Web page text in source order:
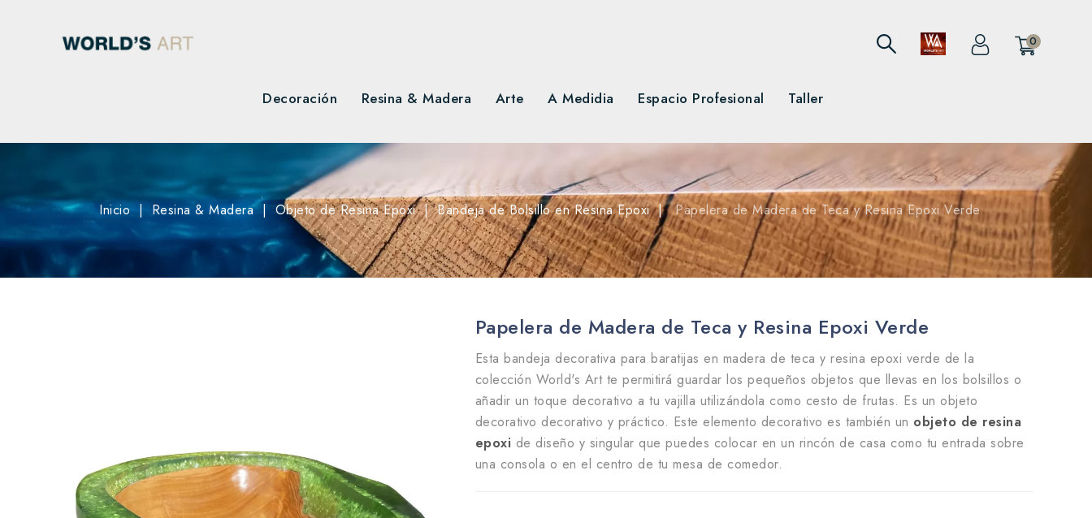
0
Decoración Resina & Madera Arte A Medidia Espacio Profesional Taller
Inicio Resina & Madera Objeto de Resina Epoxi Bandeja de Bolsillo en Resina Epoxi Papelera de Madera de Teca y Resina Epoxi Verde
Papelera de Madera de Teca y Resina Epoxi Verde
Esta bandeja decorativa para baratijas en madera de teca y resina epoxi verde de la
colección World's Art te permitirá guardar los pequeños objetos que llevas en los bolsillos o
añadir un toque decorativo a tu vajilla utilizándola como cesto de frutas. Es un objeto
decorativo decorativo y práctico. Este elemento decorativo es también un objeto de resina
epoxi de diseño y singular que puedes colocar en un rincón de casa como tu entrada sobre
una consola o en el centro de tu mesa de comedor.